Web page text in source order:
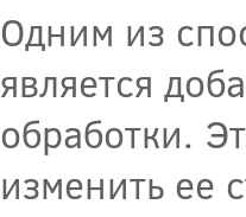
Одним из
является
обработки.
изменить ее